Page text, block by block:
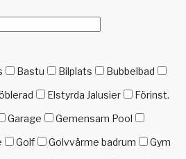
Bastu Bilplats
Bubbelbad
Elstyrda Jalusier
Förinst.
Garage
Gemensam Pool
Golf Golvvärme badrum
Gym